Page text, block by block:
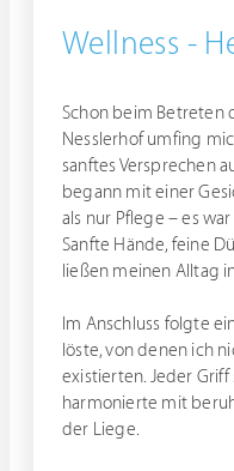
Wellness -
Schon beim Betreten
Nesslerhof umfing
sanftes Versprechen
begann mit einer
als nur Pflege – es
Sanfte Hände, feine
ließen meinen Alltag
Im Anschluss folgte
löste, von denen ich
existierten. Jeder
harmonierte mit
der Liege.